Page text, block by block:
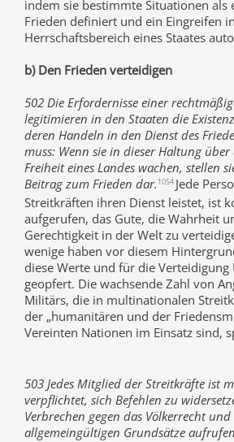
indem sie bestimmte Situationen als
Frieden definiert und ein Eingreifen
Herrschaftsbereich eines Staates
b) Den Frieden verteidigen
502 Die Erfordernisse einer
legitimieren in den Staaten die
deren Handeln in den Dienst des
muss: Wenn sie in dieser Haltung
Freiheit eines Landes wachen, stellen
Beitrag zum Frieden dar. 1054 Jede
Streitkräften ihren Dienst leistet, ist
aufgerufen, das Gute, die Wahrheit
Gerechtigkeit in der Welt zu
wenige haben vor diesem
diese Werte und für die Verteidigung
geopfert. Die wachsende Zahl von
Militärs, die in multinationalen
der „humanitären und der
Vereinten Nationen im Einsatz sind,
503 Jedes Mitglied der Streitkräfte ist
verpflichtet, sich Befehlen zu
Verbrechen gegen das Völkerrecht und
allgemeingültigen Grundsätze